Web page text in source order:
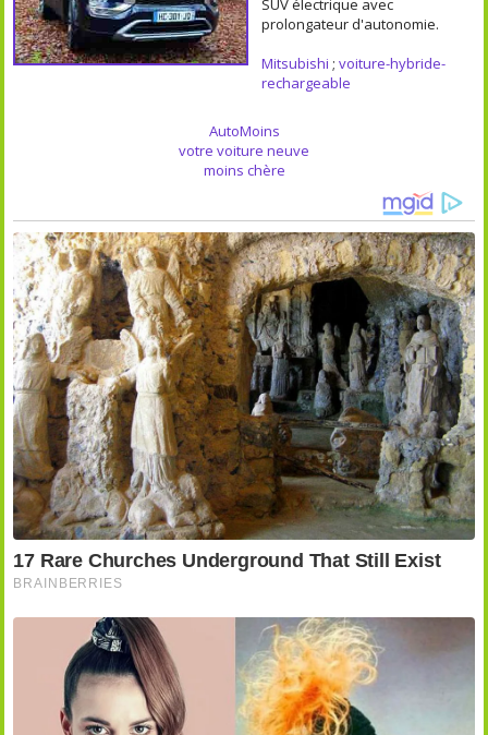
SUV électrique avec
prolongateur d'autonomie.
Mitsubishi ; voiture-hybride-
rechargeable
AutoMoins
votre voiture neuve
moins chère